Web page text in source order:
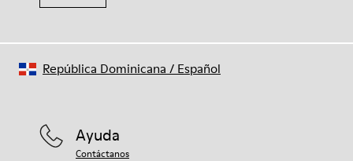
Ayuda
Contáctanos
República Dominicana / Español